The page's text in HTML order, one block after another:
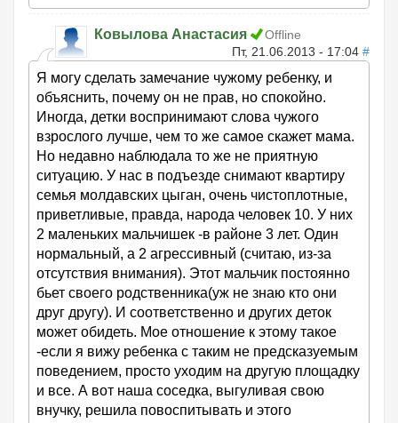
Ковылова Анастасия
Offline
Пт, 21.06.2013 - 17:04 #
Я могу сделать замечание чужому ребенку, и
объяснить, почему он не прав, но спокойно.
Иногда, детки воспринимают слова чужого
взрослого лучше, чем то же самое скажет мама.
Но недавно наблюдала то же не приятную
ситуацию. У нас в подъезде снимают квартиру
семья молдавских цыган, очень чистоплотные,
приветливые, правда, народа человек 10. У них
2 маленьких мальчишек -в районе 3 лет. Один
нормальный, а 2 агрессивный (считаю, из-за
отсутствия внимания). Этот мальчик постоянно
бьет своего родственника(уж не знаю кто они
друг другу). И соответственно и других деток
может обидеть. Мое отношение к этому такое
-если я вижу ребенка с таким не предсказуемым
поведением, просто уходим на другую площадку
и все. А вот наша соседка, выгуливая свою
внучку, решила повоспитывать и этого